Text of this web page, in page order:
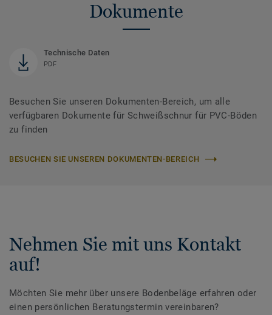
Dokumente
Technische Daten
PDF
Besuchen Sie unseren Dokumenten-Bereich, um alle
verfügbaren Dokumente für Schweißschnur für PVC-Böden
zu finden
BESUCHEN SIE UNSEREN DOKUMENTEN-BEREICH
Nehmen Sie mit uns Kontakt
auf!
Möchten Sie mehr über unsere Bodenbeläge erfahren oder
einen persönlichen Beratungstermin vereinbaren?